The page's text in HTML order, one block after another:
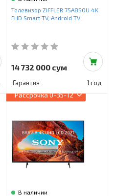
Телевизор ZIFFLER 75A850U 4K
FHD Smart TV, Android TV
14 732 000 сум
Гарантия 1 год
Рассрочка0-35-12
В наличии